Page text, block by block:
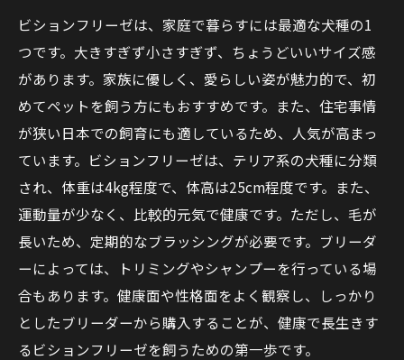
ビションフリーゼは、家庭で暮らすには最適な犬種の1
つです。大きすぎず小さすぎず、ちょうどいいサイズ感
があります。家族に優しく、愛らしい姿が魅力的で、初
めてペットを飼う方にもおすすめです。また、住宅事情
が狭い日本での飼育にも適しているため、人気が高まっ
ています。ビションフリーゼは、テリア系の犬種に分類
され、体重は4kg程度で、体高は25cm程度です。また、
運動量が少なく、比較的元気で健康です。ただし、毛が
長いため、定期的なブラッシングが必要です。ブリーダ
ーによっては、トリミングやシャンプーを行っている場
合もあります。健康面や性格面をよく観察し、しっかり
としたブリーダーから購入することが、健康で長生きす
るビションフリーゼを飼うための第一歩です。